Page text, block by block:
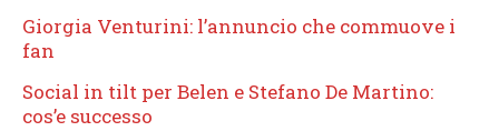
Giorgia Venturini: l’annuncio che commuove i
fan
Social in tilt per Belen e Stefano De Martino:
cos’e successo